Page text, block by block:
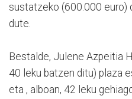
sustatzeko (600.000 euro)
dute.
Bestalde, Julene Azpeitia
40 leku batzen ditu) plaza
eta , alboan, 42 leku